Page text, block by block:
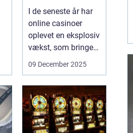
I de seneste år har
online casinoer
oplevet en eksplosiv
vækst, som bringer
spændi...
09 December 2025